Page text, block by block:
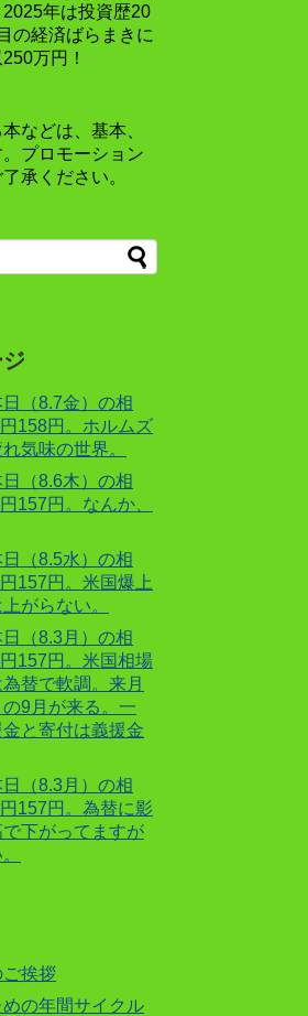
年は投資歴20
の経済ばらまきに
万円！
などは、基本、
プロモーション
承ください。
（8.7金）の相
158円。ホルムズ
気味の世界。
（8.6木）の相
157円。なんか、
（8.5水）の相
157円。米国爆上
がらない。
（8.3月）の相
157円。米国相場
替で軟調。来月
9月が来る。一
と寄付は義援金
（8.3月）の相
157円。為替に影
下がってますが
挨拶
の年間サイクル